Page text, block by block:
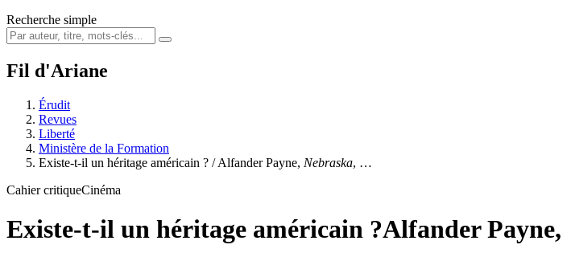
Recherche simple
Fil d'Ariane
Érudit
Revues
Liberté
Ministère de la Formation
Existe-t-il un héritage américain ? / Alfander Payne, Nebraska, …
Cahier critiqueCinéma
Existe-t-il un héritage américain ?Alfander Payne,